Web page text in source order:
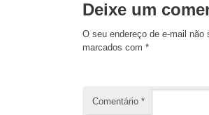
Deixe um
O seu endereço de e-mail não
marcados com*
Comentário*